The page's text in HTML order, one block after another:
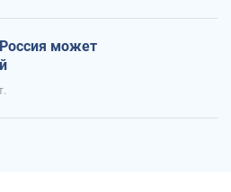
может